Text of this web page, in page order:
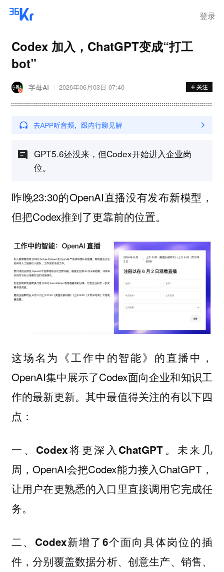
登录
Codex 加入，ChatGPT变成“打工
bot”
字母AI 2026年06月03日 07:40
GPT5.6还没来，但Codex开始进入企业岗
位。
昨晚23:30的OpenAI直播没有发布新模型，
但把Codex推到了更靠前的位置。
这场名为《工作中的智能》的直播中，
OpenAI集中展示了Codex面向企业和知识工
作的最新更新。其中最值得关注的有以下四
点：
一、 Codex将更深入ChatGPT。 未来几
周，OpenAI会把Codex能力接入ChatGPT，
让用户在更熟悉的入口里直接调用它完成任
务。
二、 Codex新增了6个面向具体岗位的插
件，分别覆盖数据分析、创意生产、销售、